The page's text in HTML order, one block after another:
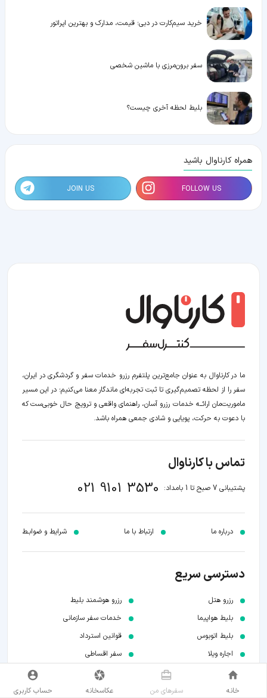
خرید سیم‌کارت در دبی؛ قیمت، مدارک و بهترین اپراتور
سفر برون‌مرزی با ماشین شخصی
بلیط لحظه آخری چیست؟
همراه کارناوال باشید
FOLLOW US
JOIN US
ما در کارناوال به عنوان جامع‌ترین پلتفرم رزرو خدمات سفر و گردشگری در ایران،
سفر را از لحظه‌ تصمیم‌گیری تا ثبت تجربه‌ای ماندگار معنا می‌کنیم؛ در این مسیر‍
ماموریت‌مان اراﺋــﻪ خدمات رزرو آسان، راهنمای واقعی و ترویج حال خوبی‌ست که
با دعوت به حرکت، پویایی و شادی جمعی همراه باشد.
تماس با کارناوال
پشتیبانی 7 صبح تا 1 بامداد: 021 9101 3530
درباره ما ارتباط با ما شرایط و ضوابـط
دسترسی سریع
رزرو هتل
بلیط هواپیما
بلیط اتوبوس
اجاره ویلا
رزرو تور
ویزای توریستی
رزرو هوشمند بلیط
خدمات سفر سازمانی
قوانین استرداد
سفر اقساطی
سفر کارت
کارناوال تایم
خانه سفر‌های من عکاسخانه حساب کاربری